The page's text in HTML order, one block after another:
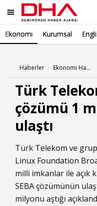
Ekonomi Kurumsal
Haberler Ekonomi Haberleri
Türk
çözümü 1
ulaştı
Türk Telekom ve
Linux Foundation
milli imkanlar ile açık
SEBA çözümünün
milyonu aştığı